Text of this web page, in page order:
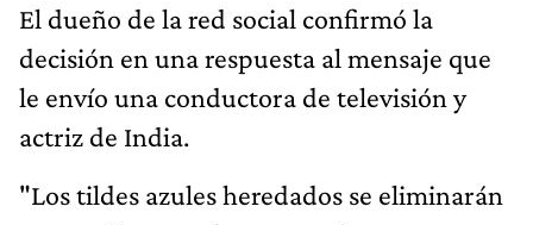
El dueño de la red social confirmó la
decisión en una respuesta al mensaje que
le envío una conductora de televisión y
actriz de India.
"Los tildes azules heredados se eliminarán